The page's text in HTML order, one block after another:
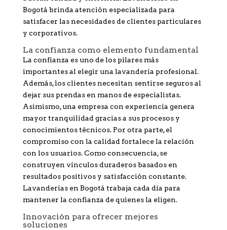
Bogotá brinda atención especializada para
satisfacer las necesidades de clientes particulares
y corporativos.
La confianza como elemento fundamental
La confianza es uno de los pilares más
importantes al elegir una lavandería profesional.
Además, los clientes necesitan sentirse seguros al
dejar sus prendas en manos de especialistas.
Asimismo, una empresa con experiencia genera
mayor tranquilidad gracias a sus procesos y
conocimientos técnicos. Por otra parte, el
compromiso con la calidad fortalece la relación
con los usuarios. Como consecuencia, se
construyen vínculos duraderos basados en
resultados positivos y satisfacción constante.
Lavanderías en Bogotá trabaja cada día para
mantener la confianza de quienes la eligen.
Innovación para ofrecer mejores
soluciones